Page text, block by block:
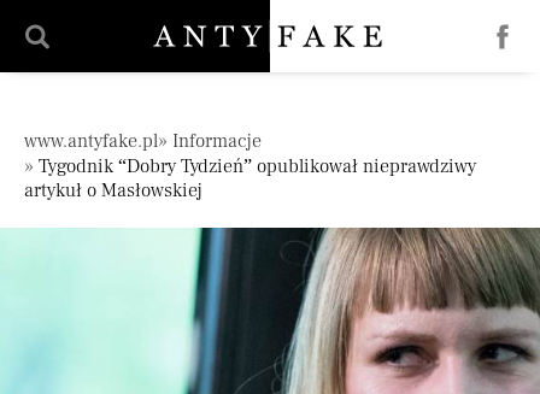
Pomiń nawigację
www.antyfake.pl
Informacje
Tygodnik “Dobry Tydzień” opublikował nieprawdziwy
artykuł o Masłowskiej